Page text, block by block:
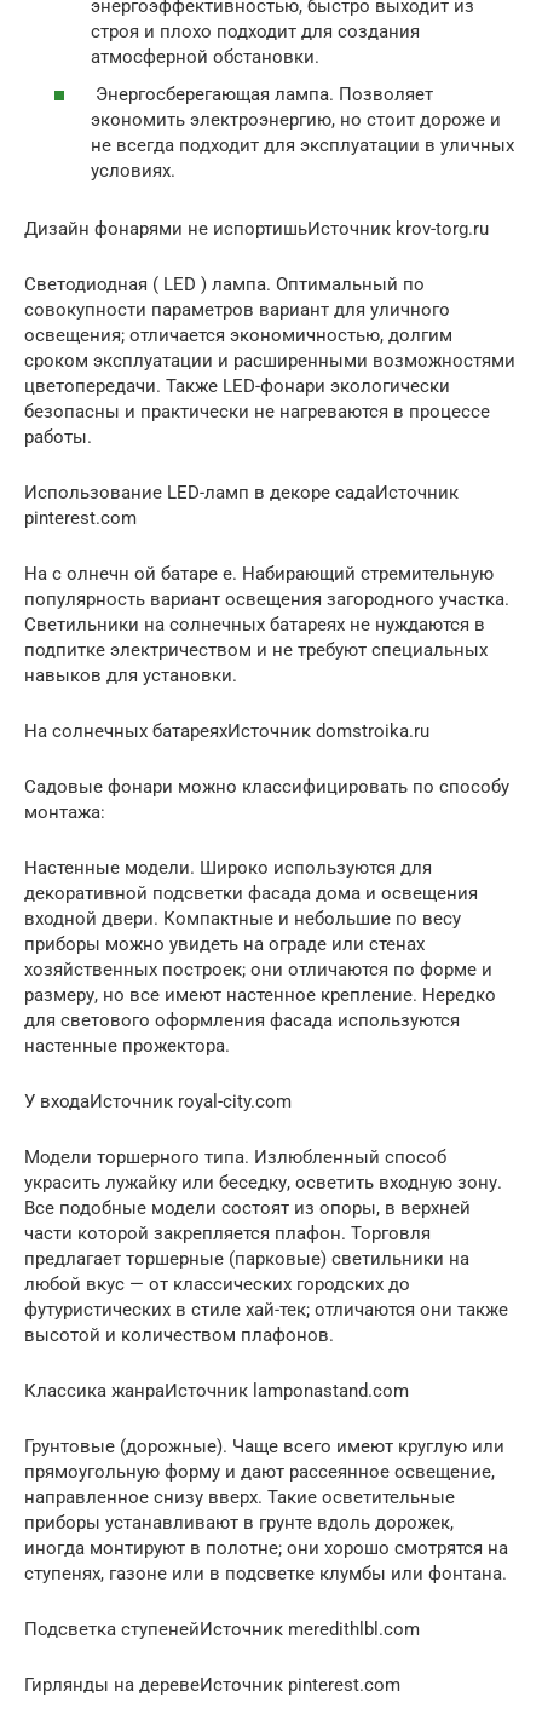
энергоэффективностью, быстро выходит из
строя и плохо подходит для создания
атмосферной обстановки.
Энергосберегающая лампа. Позволяет
экономить электроэнергию, но стоит дороже и
не всегда подходит для эксплуатации в уличных
условиях.
Дизайн фонарями не испортишьИсточник krov-torg.ru
Светодиодная ( LED ) лампа. Оптимальный по
совокупности параметров вариант для уличного
освещения; отличается экономичностью, долгим
сроком эксплуатации и расширенными возможностями
цветопередачи. Также LED-фонари экологически
безопасны и практически не нагреваются в процессе
работы.
Использование LED-ламп в декоре садаИсточник
pinterest.com
На с олнечн ой батаре е. Набирающий стремительную
популярность вариант освещения загородного участка.
Светильники на солнечных батареях не нуждаются в
подпитке электричеством и не требуют специальных
навыков для установки.
На солнечных батареяхИсточник domstroika.ru
Садовые фонари можно классифицировать по способу
монтажа:
Настенные модели. Широко используются для
декоративной подсветки фасада дома и освещения
входной двери. Компактные и небольшие по весу
приборы можно увидеть на ограде или стенах
хозяйственных построек; они отличаются по форме и
размеру, но все имеют настенное крепление. Нередко
для светового оформления фасада используются
настенные прожектора.
У входаИсточник royal-city.com
Модели торшерного типа. Излюбленный способ
украсить лужайку или беседку, осветить входную зону.
Все подобные модели состоят из опоры, в верхней
части которой закрепляется плафон. Торговля
предлагает торшерные (парковые) светильники на
любой вкус — от классических городских до
футуристических в стиле хай-тек; отличаются они также
высотой и количеством плафонов.
Классика жанраИсточник lamponastand.com
Грунтовые (дорожные). Чаще всего имеют круглую или
прямоугольную форму и дают рассеянное освещение,
направленное снизу вверх. Такие осветительные
приборы устанавливают в грунте вдоль дорожек,
иногда монтируют в полотне; они хорошо смотрятся на
ступенях, газоне или в подсветке клумбы или фонтана.
Подсветка ступенейИсточник meredithlbl.com
Гирлянды на деревеИсточник pinterest.com